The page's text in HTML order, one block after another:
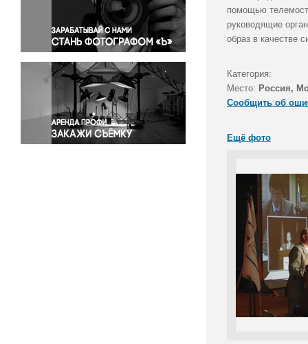
Правосудие
Происшествия и конфликты
Религия
Светская жизнь
Спорт
Экология
Экономика и бизнес
помощью
руководящие
образ в качестве
Категория:
Место: Россия,
Сообщить об
Ещё фото